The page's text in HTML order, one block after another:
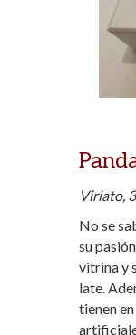
Viriato,
No se
su
vitrina y
late.
tienen